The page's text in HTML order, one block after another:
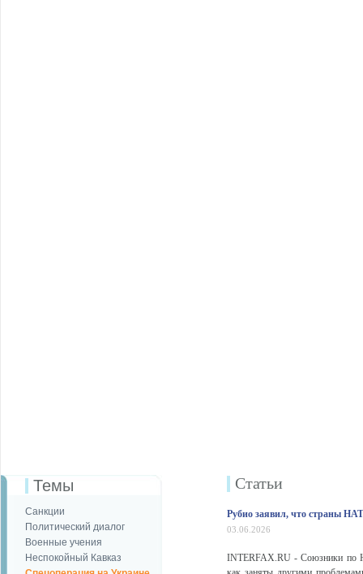
Темы
Санкции
Политический диалог
Военные учения
Неспокойный Кавказ
Статьи
Рубио заявил, что страны
03.06.2026
INTERFAX.RU - Союзники по